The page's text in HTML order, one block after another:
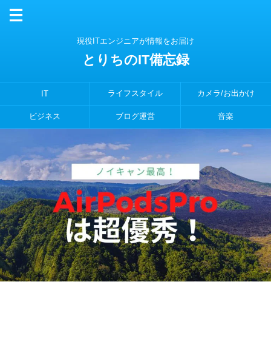
現役ITエンジニアが情報をお届け
とりちのIT備忘録
IT ライフスタイル カメラ/お出かけ
ビジネス ブログ運営 音楽